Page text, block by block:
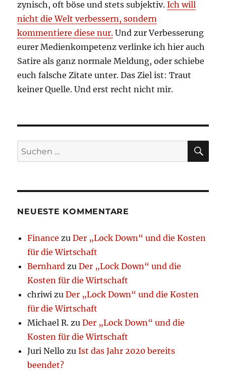
zynisch, oft böse und stets subjektiv.Ich will
nicht die Welt verbessern, sondern
kommentiere diese nur. Und zur Verbesserung
eurer Medienkompetenz verlinke ich hier auch
Satire als ganz normale Meldung, oder schiebe
euch falsche Zitate unter. Das Ziel ist: Traut
keiner Quelle. Und erst recht nicht mir.
Suchen
nach:
NEUESTE KOMMENTARE
Finance zuDer „Lock Down“ und die Kosten
für die Wirtschaft
Bernhard zuDer „Lock Down“ und die
Kosten für die Wirtschaft
chriwi zuDer „Lock Down“ und die Kosten
für die Wirtschaft
Michael R. zuDer „Lock Down“ und die
Kosten für die Wirtschaft
Juri Nello zuIst das Jahr 2020 bereits
beendet?